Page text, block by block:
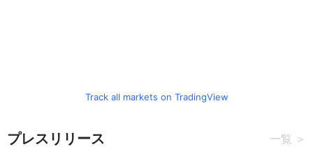
Track all markets on TradingView
プレスリリース 一覧